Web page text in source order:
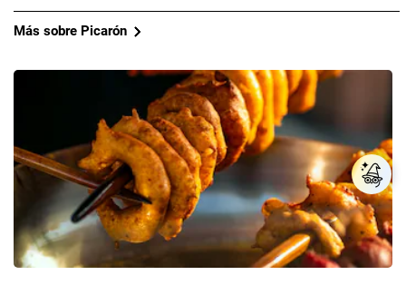
Más sobre Picarón